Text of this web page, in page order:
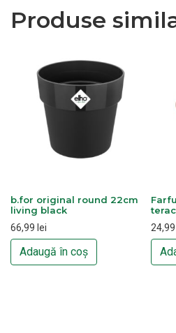
Produse
b.for original round 22cm
living black
66,99 lei
Adaugă în coș
24,99